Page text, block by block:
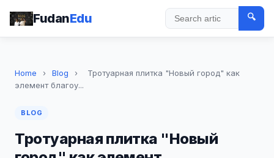
FudanEdu Search
🔍
Home › Blog ›
Тротуарная плитка "Новый город" как
элемент благоу...
BLOG
Тротуарная плитка "Новый